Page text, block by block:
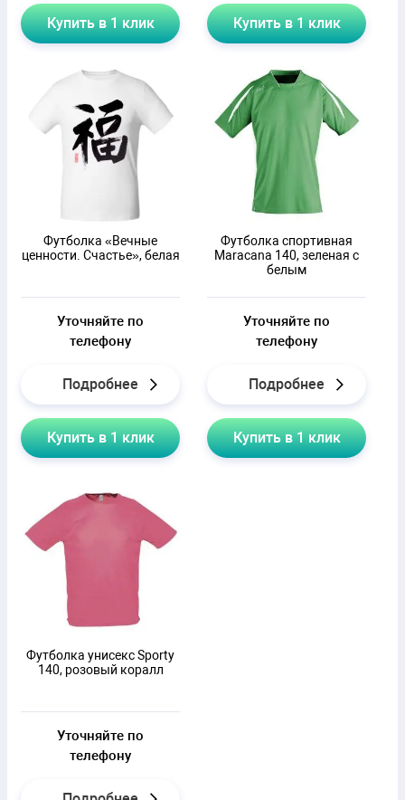
Купить в 1 клик Купить в 1 клик
Футболка «Вечные
ценности. Счастье», белая
Уточняйте по
телефону
Подробнее
Купить в 1 клик
Футболка спортивная
Maracana 140, зеленая с
белым
Уточняйте по
телефону
Подробнее
Купить в 1 клик
Футболка унисекс Sporty
140, розовый коралл
Уточняйте по
телефону